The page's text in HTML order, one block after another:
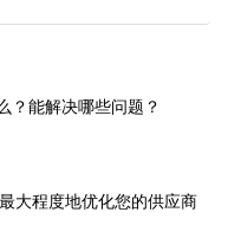
？能解决哪些问题？
大程度地优化您的供应商